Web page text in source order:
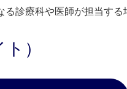
診療科や医師が担当する
）